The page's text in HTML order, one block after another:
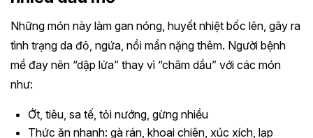
Những món này làm gan nóng, huyết nhiệt bốc lên, gây ra
tình trạng da đỏ, ngứa, nổi mẩn nặng thêm. Người bệnh
mề đay nên “dập lửa” thay vì “châm dầu” với các món
như:
Ớt, tiêu, sa tế, tỏi nướng, gừng nhiều
Thức ăn nhanh: gà rán, khoai chiên, xúc xích, lạp